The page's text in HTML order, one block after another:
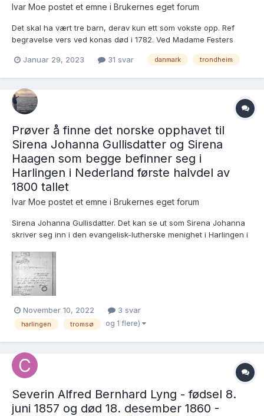
Ivar Moe postet et emne i Brukernes eget forum
Det skal ha vært tre barn, derav kun ett som vokste opp. Ref
begravelse vers ved konas død i 1782. Ved Madame Festers
Begravelse i Trondhjems Domkirkegaard, den 31te December
1782 : bare følgende Tanker optegnede paa Liigpladen af
Januar 29, 2023 31 svar danmark trondheim
Prøver å finne det norske opphavet til
Sirena Johanna Gullisdatter og Sirena
Haagen som begge befinner seg i
Harlingen i Nederland første halvdel av
1800 tallet
Ivar Moe postet et emne i Brukernes eget forum
Sirena Johanna Gullisdatter. Det kan se ut som Sirena Johanna
skriver seg inn i den evangelisk-lutherske menighet i Harlingen i
fra Tromsø i Norge. https://allefriezen.nl/zoeken/persons?ss=
{"q":"Sirena Johanna"}...
November 10, 2022 3 svar
harlingen tromsø og 1 flere)
Severin Alfred Bernhard Lyng - fødsel 8.
juni 1857 og død 18. desember 1860 -